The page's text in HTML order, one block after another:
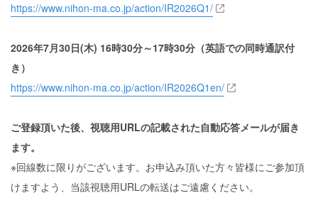
https://www.nihon-ma.co.jp/action/IR2026Q1/
2026年7月30日(木) 16時30分～17時30分（英語での同時通訳付
き）
https://www.nihon-ma.co.jp/action/IR2026Q1en/
ご登録頂いた後、視聴用URLの記載された自動応答メールが届き
ます。
※回線数に限りがございます。お申込み頂いた方々皆様にご参加頂
けますよう、当該視聴用URLの転送はご遠慮ください。